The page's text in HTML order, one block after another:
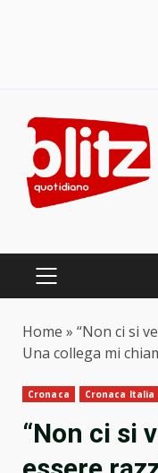
content
PRIMARY
Home » “Non ci si
Una collega mi
Cronaca Cronaca Italia
“Non ci si